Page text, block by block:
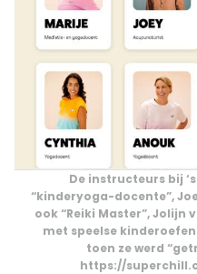
De instructeurs bij
“kinderyoga-docente”,
ook “Reiki Master”,
met speelse
toen ze werd
https://